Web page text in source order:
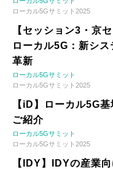
ローカル5Gサミット2025
【セッション3・京
ローカル5G：新シ
革新
ローカル5Gサミット
ローカル5Gサミット2025
【iD】ローカル5G
ご紹介
ローカル5Gサミット
ローカル5Gサミット2025
【IDY】IDYの産業